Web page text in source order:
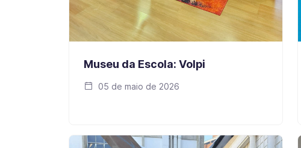
Museu da Escola: Volpi
05 de maio de 2026